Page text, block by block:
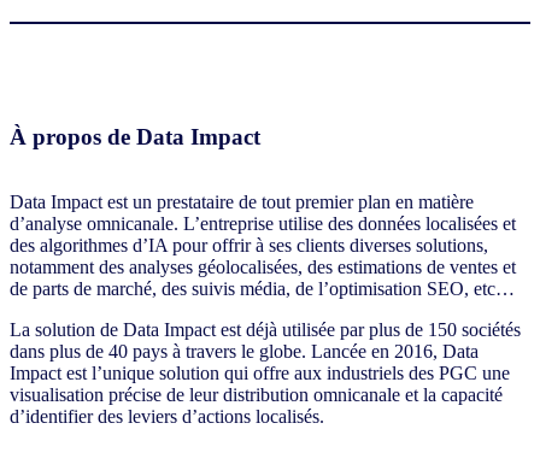
À propos de Data Impact
Data Impact est un prestataire de tout premier plan en matière
d’analyse omnicanale. L’entreprise utilise des données localisées et
des algorithmes d’IA pour offrir à ses clients diverses solutions,
notamment des analyses géolocalisées, des estimations de ventes et
de parts de marché, des suivis média, de l’optimisation SEO, etc…
La solution de Data Impact est déjà utilisée par plus de 150 sociétés
dans plus de 40 pays à travers le globe. Lancée en 2016, Data
Impact est l’unique solution qui offre aux industriels des PGC une
visualisation précise de leur distribution omnicanale et la capacité
d’identifier des leviers d’actions localisés.